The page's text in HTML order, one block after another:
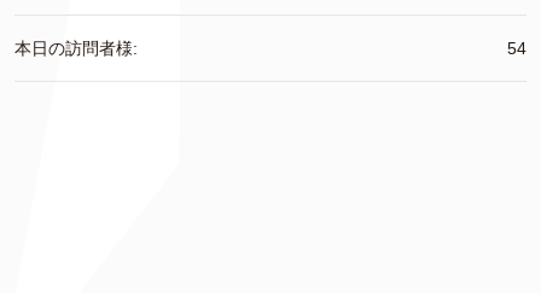
54
本日の訪問者様: